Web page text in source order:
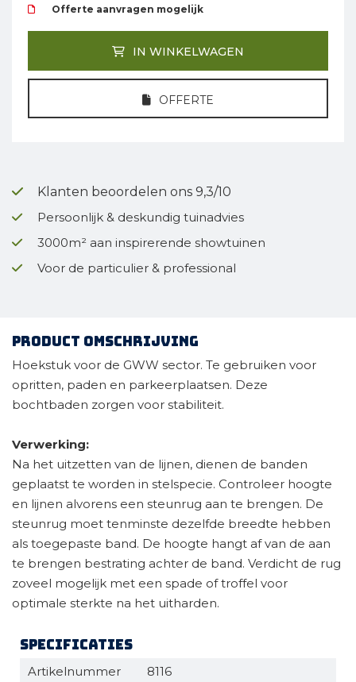
Offerte aanvragen mogelijk
IN WINKELWAGEN
OFFERTE
Klanten beoordelen ons 9,3/10
Persoonlijk & deskundig tuinadvies
3000m² aan inspirerende showtuinen
Voor de particulier & professional
Product omschrijving
Hoekstuk voor de GWW sector. Te gebruiken voor
opritten, paden en parkeerplaatsen. Deze
bochtbaden zorgen voor stabiliteit.
Verwerking:
Na het uitzetten van de lijnen, dienen de banden
geplaatst te worden in stelspecie. Controleer hoogte
en lijnen alvorens een steunrug aan te brengen. De
steunrug moet tenminste dezelfde breedte hebben
als toegepaste band. De hoogte hangt af van de aan
te brengen bestrating achter de band. Verdicht de rug
zoveel mogelijk met een spade of troffel voor
optimale sterkte na het uitharden.
Specificaties
Artikelnummer
8116